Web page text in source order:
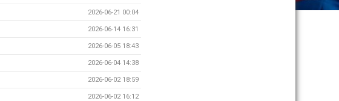
2026-06-21 00:04
2026-06-14 16:31
2026-06-05 18:43
2026-06-04 14:38
2026-06-02 18:59
2026-06-02 16:12